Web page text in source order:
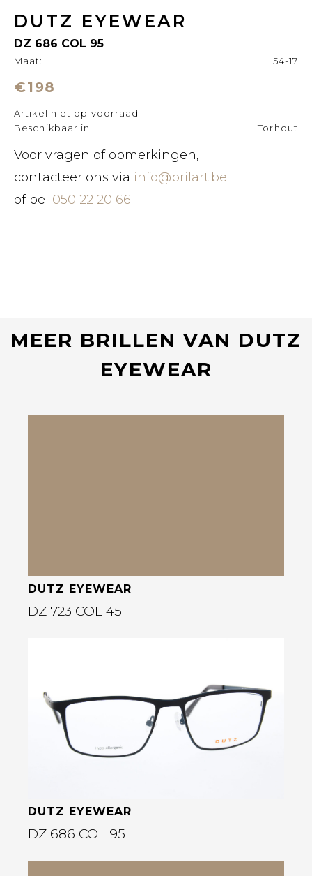
DUTZ EYEWEAR
DZ 686 COL 95
Maat: 54-17
€198
Artikel niet op voorraad
Beschikbaar in
Torhout
Voor vragen of opmerkingen,
contacteer ons via info@brilart.be
of bel 050 22 20 66
MEER BRILLEN VAN DUTZ
EYEWEAR
DUTZ EYEWEAR
DZ 723 COL 45
DUTZ EYEWEAR
DZ 686 COL 95